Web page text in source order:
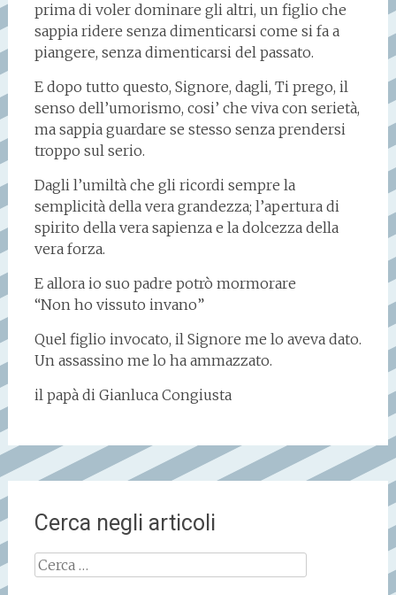
prima di voler dominare gli altri, un figlio che
sappia ridere senza dimenticarsi come si fa a
piangere, senza dimenticarsi del passato.
E dopo tutto questo, Signore, dagli, Ti prego, il
senso dell’umorismo, cosi’ che viva con serietà,
ma sappia guardare se stesso senza prendersi
troppo sul serio.
Dagli l’umiltà che gli ricordi sempre la
semplicità della vera grandezza; l’apertura di
spirito della vera sapienza e la dolcezza della
vera forza.
E allora io suo padre potrò mormorare
“Non ho vissuto invano”
Quel figlio invocato, il Signore me lo aveva dato.
Un assassino me lo ha ammazzato.
il papà di Gianluca Congiusta
Cerca negli articoli
Ricerca